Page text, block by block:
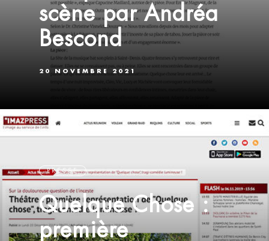
scène par Andréa
Bescond
20 NOVEMBRE 2021
PRESSE
Quelque Chose :
première